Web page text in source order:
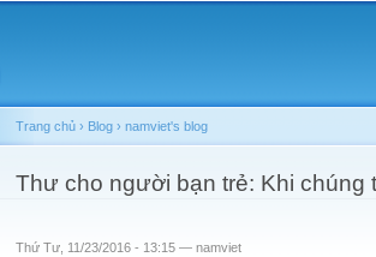
You are here
Trang chủ › Blog › namviet's blog
Thư cho người bạn trẻ: Khi chúng
Thứ Tư, 11/23/2016 - 13:15 — namviet